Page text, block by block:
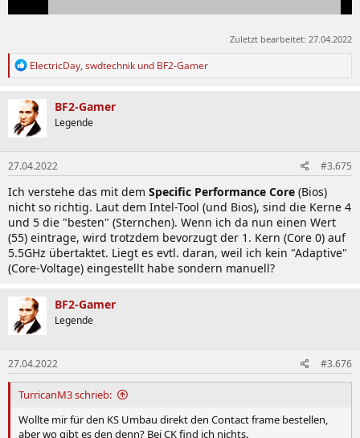
Zuletzt bearbeitet: 27.04.2022
R
k
t
i
o
n
e
n
:
ElectricDay, swdtechnik und BF2-Gamer
BF2-Gamer
Legende
27.04.2022 #3.675
Ich verstehe das mit dem Specific Performance Core (Bios)
nicht so richtig. Laut dem Intel-Tool (und Bios), sind die Kerne 4
und 5 die "besten" (Sternchen). Wenn ich da nun einen Wert
(55) eintrage, wird trotzdem bevorzugt der 1. Kern (Core 0) auf
5.5GHz übertaktet. Liegt es evtl. daran, weil ich kein "Adaptive"
(Core-Voltage) eingestellt habe sondern manuell?
BF2-Gamer
Legende
27.04.2022 #3.676
TurricanM3 schrieb:
Wollte mir für den KS Umbau direkt den Contact frame bestellen,
aber wo gibt es den denn? Bei CK find ich nichts.